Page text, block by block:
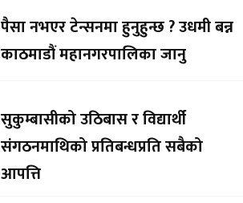
पैसा नभएर टेन्सनमा हुनुहुन्छ ? उधमी बन्न
काठमाडौं महानगरपालिका जानु
सुकुम्बासीको उठिबास र विद्यार्थी
संगठनमाथिको प्रतिबन्धप्रति सबैको
आपत्ति